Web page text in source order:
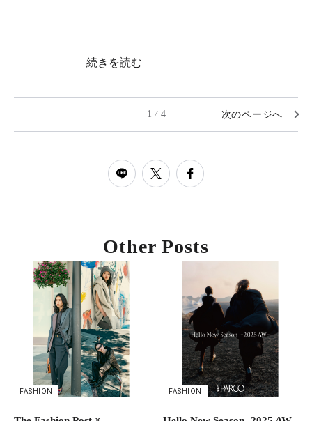
続きを読む
1 / 4 次のページへ
Other Posts
FASHION FASHION